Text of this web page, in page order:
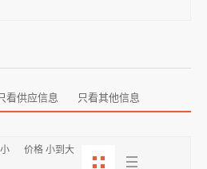
看供应信息 只看其他信息
价格 小到大